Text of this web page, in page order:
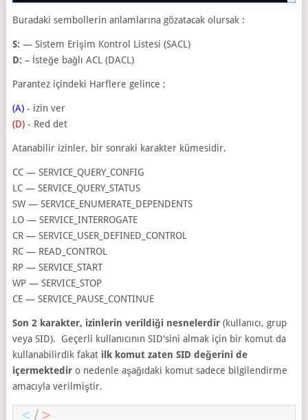
Buradaki sembollerin anlamlarına gözatacak olursak :
S: — Sistem Erişim Kontrol Listesi (SACL)
D: – İsteğe bağlı ACL (DACL)
Parantez içindeki Harflere gelince ;
(A)- izin ver
(D)- Red det
Atanabilir izinler, bir sonraki karakter kümesidir.
CC — SERVICE_QUERY_CONFIG
LC — SERVICE_QUERY_STATUS
SW — SERVICE_ENUMERATE_DEPENDENTS
LO — SERVICE_INTERROGATE
CR — SERVICE_USER_DEFINED_CONTROL
RC — READ_CONTROL
RP — SERVICE_START
WP — SERVICE_STOP
CE — SERVICE_PAUSE_CONTINUE
Son 2 karakter, izinlerin verildiği nesnelerdir(kullanıcı, grup
veya SID). Geçerli kullanıcının SID'sini almak için bir komut da
kullanabilirdik fakat ilk komut zaten SID değerini de
içermektediro nedenle aşağıdaki komut sadece bilgilendirme
amacıyla verilmiştir.